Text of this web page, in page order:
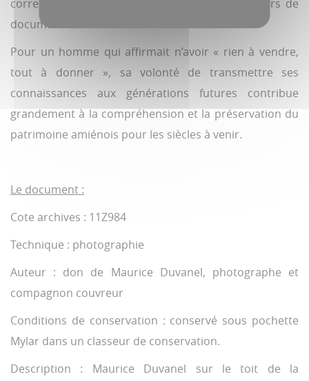
correspondances de guerre etc… soit des milliers de
documents d’archives.
Pour un homme qui affirmait n’avoir « rien à vendre,
tout à donner », sa volonté de transmettre ses
connaissances aux générations futures contribue
grandement à la compréhension et la préservation du
patrimoine amiénois pour les siècles à venir.
Le document :
Cote archives : 11Z984
Technique : photographie
Auteur : don de Maurice Duvanel, photographe et
compagnon couvreur
Conditions de conservation : conservé sous pochette
Mylar dans un classeur de conservation.
Description : Maurice Duvanel sur le toit de la